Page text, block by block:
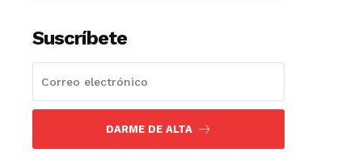
Suscríbete
DARME DE ALTA